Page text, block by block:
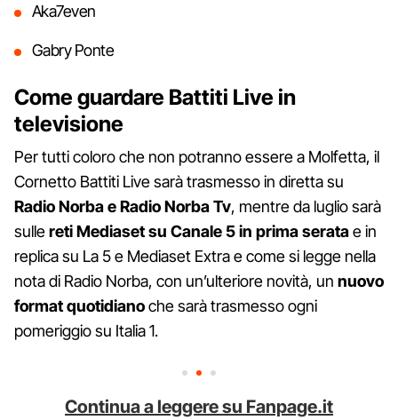
Aka7even
Gabry Ponte
Come guardare Battiti Live in
televisione
Per tutti coloro che non potranno essere a Molfetta, il
Cornetto Battiti Live sarà trasmesso in diretta su
Radio Norba e Radio Norba Tv, mentre da luglio sarà
sullereti Mediaset su Canale 5 in prima seratae in
replica su La 5 e Mediaset Extra e come si legge nella
nota di Radio Norba, con un’ulteriore novità, un nuovo
format quotidianoche sarà trasmesso ogni
pomeriggio su Italia 1.
Continua a leggere su Fanpage.it